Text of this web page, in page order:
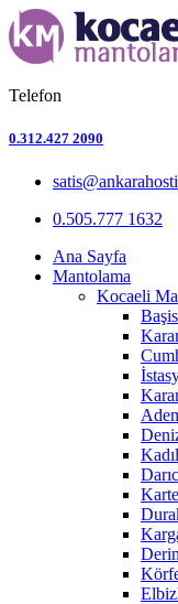
Telefon
0.312.427 2090
0.505.777 1632
Ana Sayfa
Mantolama
Kocaeli